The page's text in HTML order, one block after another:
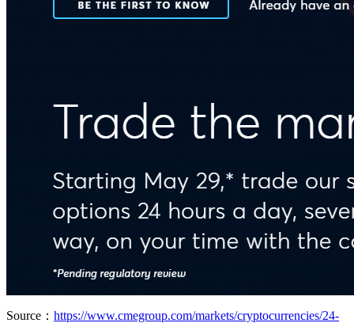
Source： https://www.cmegroup.com/markets/cryptocurrencies/24-